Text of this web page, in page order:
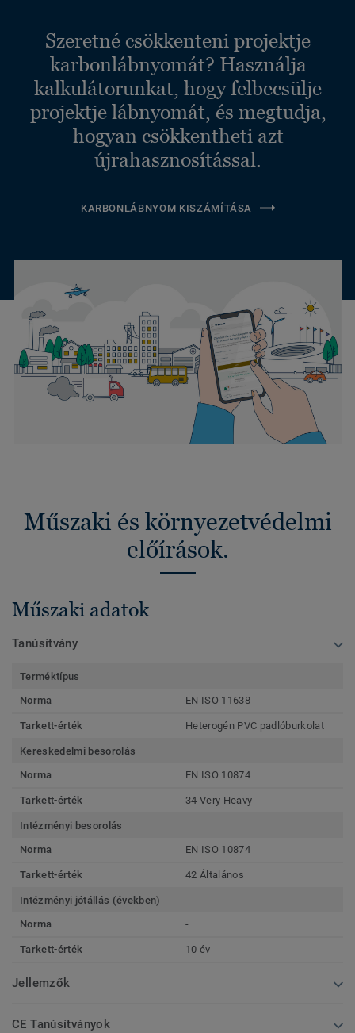
Szeretné csökkenteni projektje
karbonlábnyomát? Használja
kalkulátorunkat, hogy felbecsülje
projektje lábnyomát, és megtudja,
hogyan csökkentheti azt
újrahasznosítással.
KARBONLÁBNYOM KISZÁMÍTÁSA
Műszaki és környezetvédelmi
előírások.
Műszaki adatok
Tanúsítvány
Terméktípus
Norma
EN ISO 11638
Tarkett-érték Heterogén PVC padlóburkolat
Kereskedelmi besorolás
Norma
EN ISO 10874
Tarkett-érték 34 Very Heavy
Intézményi besorolás
Norma
EN ISO 10874
Tarkett-érték 42 Általános
Intézményi jótállás (években)
Norma
-
Tarkett-érték 10 év
Jellemzők
CE Tanúsítványok